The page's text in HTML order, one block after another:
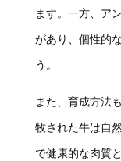
ます。一方、ア
があり、個性的
う。
また、育成方法
牧された牛は自
で健康的な肉質